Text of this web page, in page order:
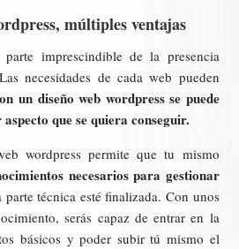
múltiples ventajas
imprescindible de la presencia
necesidades de cada web pueden
on un diseño web wordpress se puede
que se quiera conseguir.
wordpress permite que tu mismo
necesarios para gestionar
parte técnica esté finalizada. Con unos
serás capaz de entrar en la
básicos y poder subir tú mismo el